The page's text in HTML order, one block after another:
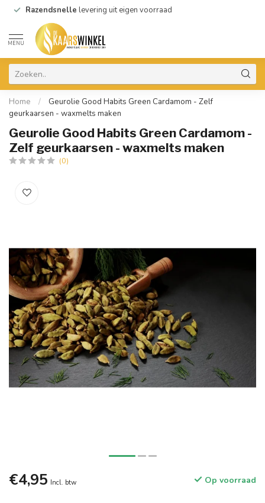
Razendsnelle levering uit eigen voorraad
MENU
Home /
Geurolie Good Habits Green Cardamom - Zelf
geurkaarsen - waxmelts maken
Geurolie Good Habits Green Cardamom -
Zelf geurkaarsen - waxmelts maken
(0)
€4,95 Incl. btw Op voorraad